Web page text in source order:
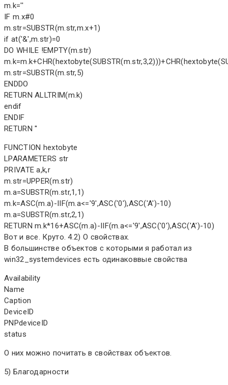
m.k=''
IF m.x#0
m.str=SUBSTR(m.str,m.x+1)
if at('&',m.str)=0
DO WHILE !EMPTY(m.str)
m.str=SUBSTR(m.str,5)
ENDDO
RETURN ALLTRIM(m.k)
endif
ENDIF
RETURN ''
FUNCTION hextobyte
LPARAMETERS str
PRIVATE a,k,r
m.str=UPPER(m.str)
m.a=SUBSTR(m.str,1,1)
m.k=ASC(m.a)-IIF(m.a<='9',ASC('0'),ASC('A')-10)
m.a=SUBSTR(m.str,2,1)
RETURN m.k*16+ASC(m.a)-IIF(m.a<='9',ASC('0'),ASC('A')-10)
Вот и все. Круто. 4.2) О свойствах.
В большинстве объектов с которыми я работал из
win32_systemdevices есть одинаковвые свойства
Availability
Name
Caption
DeviceID
PNPdeviceID
status
О них можно почитать в свойствах объектов.
5) Благодарности